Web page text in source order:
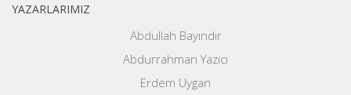
YAZARLARIMIZ
Abdullah Bayındır
Abdurrahman Yazıcı
Erdem Uygan